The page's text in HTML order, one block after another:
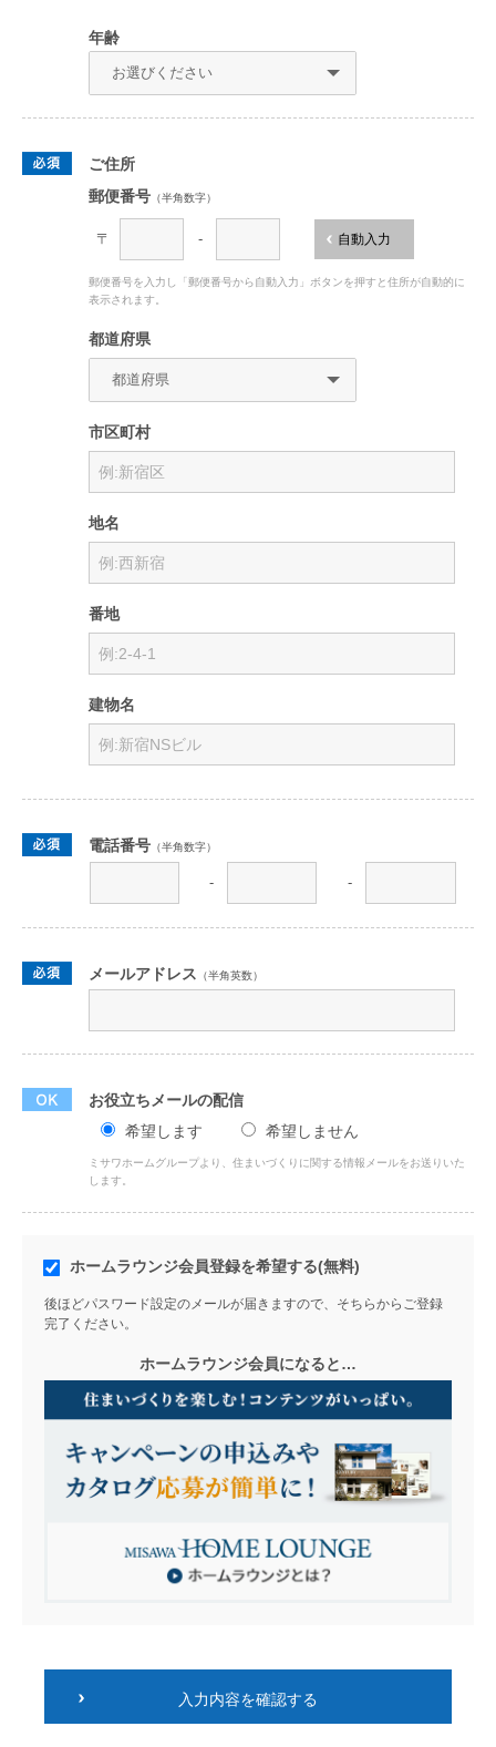
年齢
ご住所
郵便番号 （半角数字）
〒 - 自動入力
郵便番号を入力し「郵便番号から自動入力」ボタンを押すと住所が自動的に
表示されます。
都道府県
市区町村
地名
番地
建物名
電話番号 （半角数字）
- -
メールアドレス （半角英数）
お役立ちメールの配信
希望します
希望しません
ミサワホームグループより、住まいづくりに関する情報メールをお送りいた
します。
ホームラウンジ会員登録を希望する(無料)
後ほどパスワード設定のメールが届きますので、そちらからご登録
完了ください。
ホームラウンジ会員になると…
入力内容を確認する